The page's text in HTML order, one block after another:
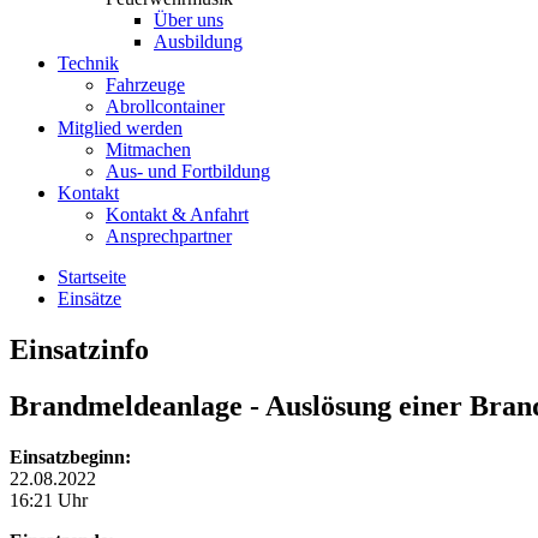
Über uns
Ausbildung
Technik
Fahrzeuge
Abrollcontainer
Mitglied werden
Mitmachen
Aus- und Fortbildung
Kontakt
Kontakt & Anfahrt
Ansprechpartner
Startseite
Einsätze
Einsatzinfo
Brandmeldeanlage - Auslösung einer
Einsatzbeginn:
22.08.2022
16:21 Uhr